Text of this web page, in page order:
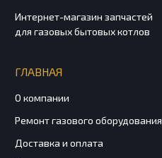
Интернет-магазин запчастей
для газовых бытовых котлов
ГЛАВНАЯ
О компании
Ремонт газового оборудования
Доставка и оплата